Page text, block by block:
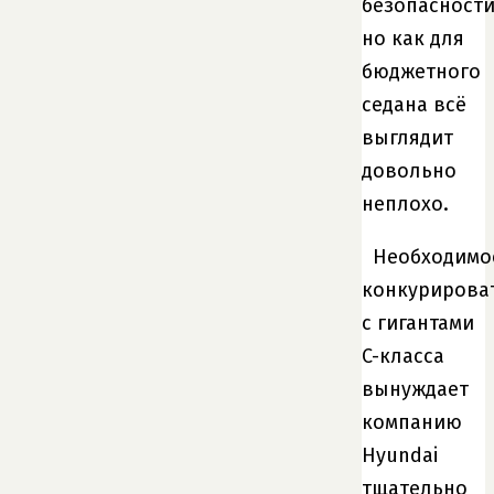
но как для
бюджетного
седана всё
выглядит
довольно
неплохо.
с гигантами
C-класса
вынуждает
компанию
Hyundai
тщательно